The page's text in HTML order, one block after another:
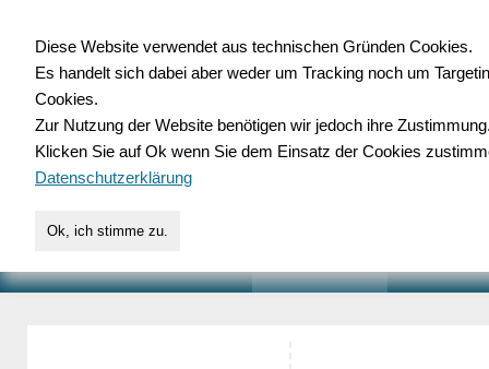
für Handwerk,
Diese Website verwendet aus technischen Gründen Cookies.
Es handelt sich dabei aber weder um Tracking noch um
Cookies.
Zur Nutzung der Website benötigen wir jedoch ihre
Klicken Sie auf Ok wenn Sie dem Einsatz der Cookies
Datenschutzerklärung
Ok, ich stimme zu.